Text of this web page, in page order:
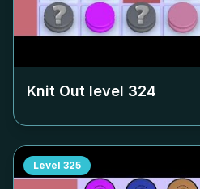
Knit Out level 324
Level 325